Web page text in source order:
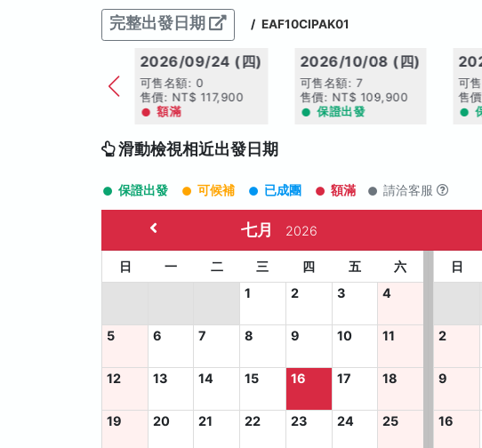
完整出發日期 / EAF10CIPAK01
2026/09/24 (四)
可售名額: 0
售價: NT$ 117,900
額滿
2026/10/08 (四)
可售名額: 7
售價: NT$ 109,900
保證出發
可
售
滑動檢視相近出發日期
保證出發 可候補 已成團 額滿 請洽客服
七月 2026
日 一 二 三 四 五
六
1
2 3 4
5 6 7 8 9 10 11
12 13 14 15 16 17 18
19 20 21 22 23 24 25
日
2
9
16